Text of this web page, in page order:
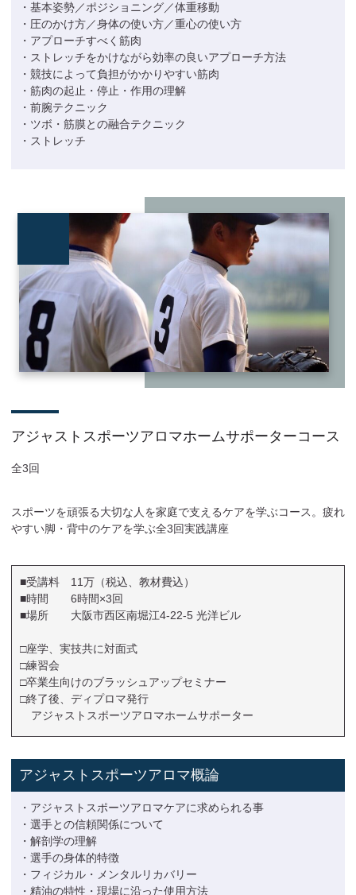
・基本姿勢／ポジショニング／体重移動
・圧のかけ方／身体の使い方／重心の使い方
・アプローチすべく筋肉
・ストレッチをかけながら効率の良いアプローチ方法
・競技によって負担がかかりやすい筋肉
・筋肉の起止・停止・作用の理解
・前腕テクニック
・ツボ・筋膜との融合テクニック
・ストレッチ
アジャストスポーツアロマホームサポーターコース
全3回
スポーツを頑張る大切な人を家庭で支えるケアを学ぶコース。疲れ
やすい脚・背中のケアを学ぶ全3回実践講座
■受講料 11万（税込、教材費込）
■時間 6時間×3回
■場所 大阪市西区南堀江4-22-5 光洋ビル
□座学、実技共に対面式
□練習会
□卒業生向けのブラッシュアップセミナー
□終了後、ディプロマ発行
アジャストスポーツアロマホームサポーター
アジャストスポーツアロマ概論
・アジャストスポーツアロマケアに求められる事
・選手との信頼関係について
・解剖学の理解
・選手の身体的特徴
・フィジカル・メンタルリカバリー
・精油の特性・現場に沿った使用方法